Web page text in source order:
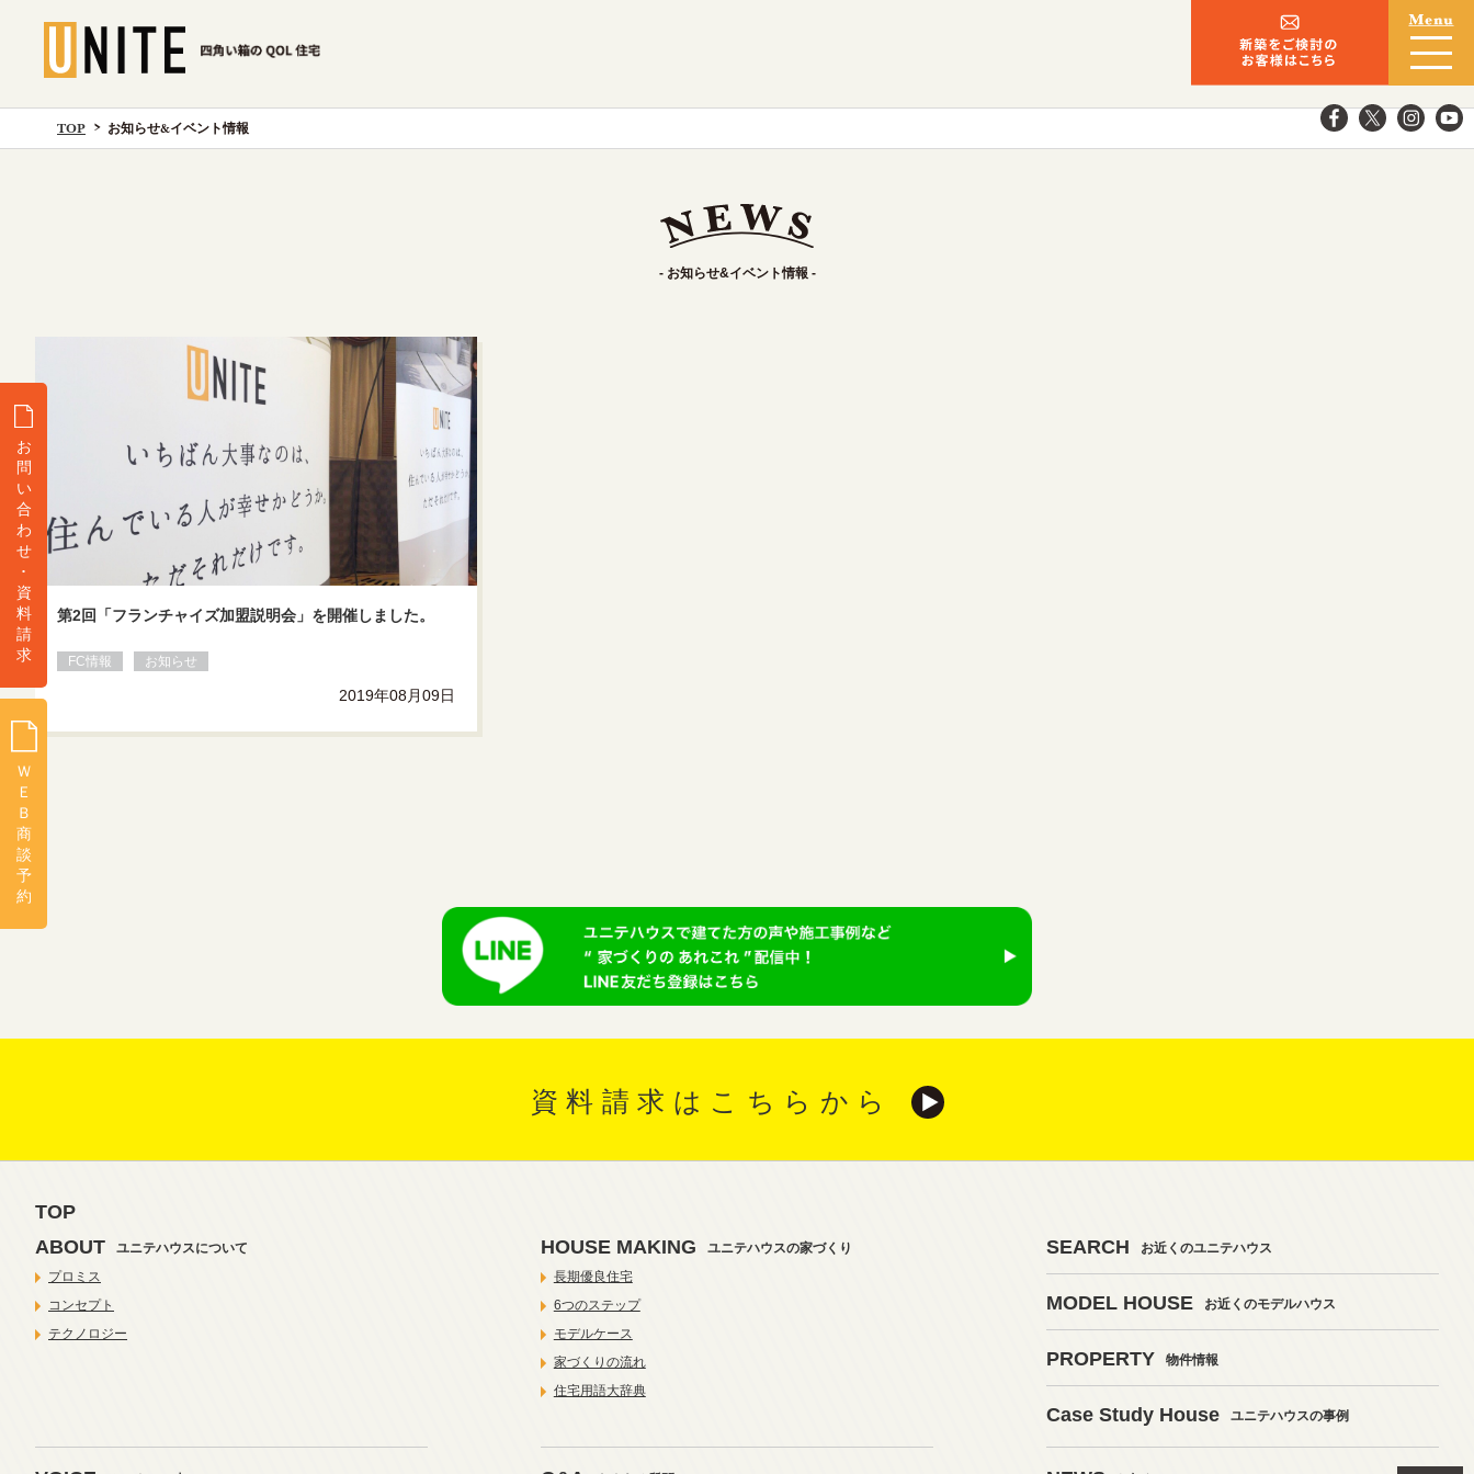
TOP お知らせ&イベント情報
- お知らせ&イベント情報 -
第2回「フランチャイズ加盟説明会」を開催しました。
FC情報 お知らせ
2019年08月09日
資料請求はこちらから
TOP
ABOUT
ユニテハウスについて
プロミス
コンセプト
テクノロジー
HOUSE MAKING
ユニテハウスの家づくり
長期優良住宅
6つのステップ
モデルケース
家づくりの流れ
住宅用語大辞典
SEARCH お近くのユニテハウス
MODEL HOUSE お近くのモデルハウス
PROPERTY 物件情報
Case Study House ユニテハウスの事例
お
問
い
合
わ
せ
･
資
料
請
求
Ｗ
Ｅ
Ｂ
商
談
予
約